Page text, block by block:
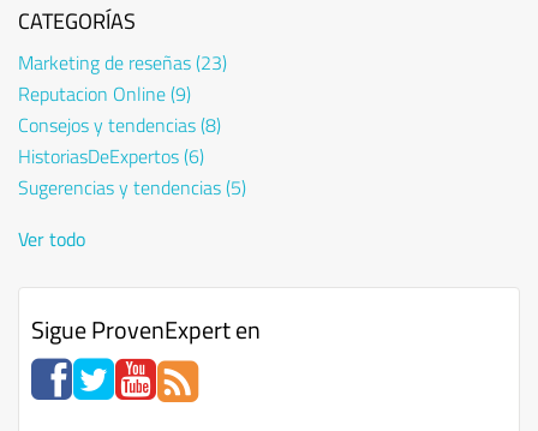
CATEGORÍAS
Marketing de reseñas(23)
Reputacion Online(9)
Consejos y tendencias(8)
HistoriasDeExpertos(6)
Sugerencias y tendencias(5)
Ver todo
Sigue ProvenExpert en